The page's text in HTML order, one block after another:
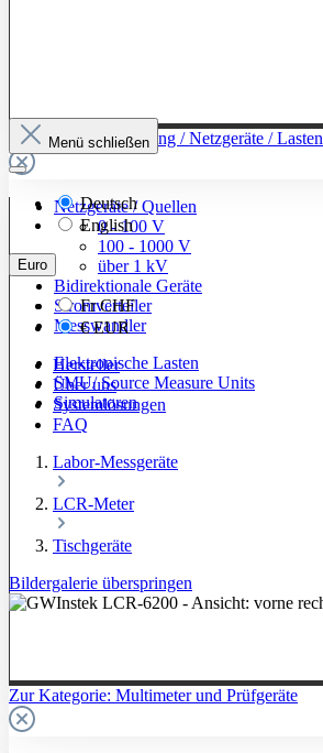
Zur Kategorie: Leistung / Netzgeräte / Lasten
Netzgeräte / Quellen
0 - 100 V
100 - 1000 V
über 1 kV
Bidirektionale Geräte
Stromverteiler
Messwandler
Elektronische Lasten
SMU/ Source Measure Units
Simulatoren
Zur Kategorie: Multimeter und Prüfgeräte
Menü schließen
Deutsch
English
Euro
FrCHF
€EUR
Hersteller
Über uns
Systemlösungen
FAQ
Labor-Messgeräte
LCR-Meter
Tischgeräte
Bildergalerie überspringen